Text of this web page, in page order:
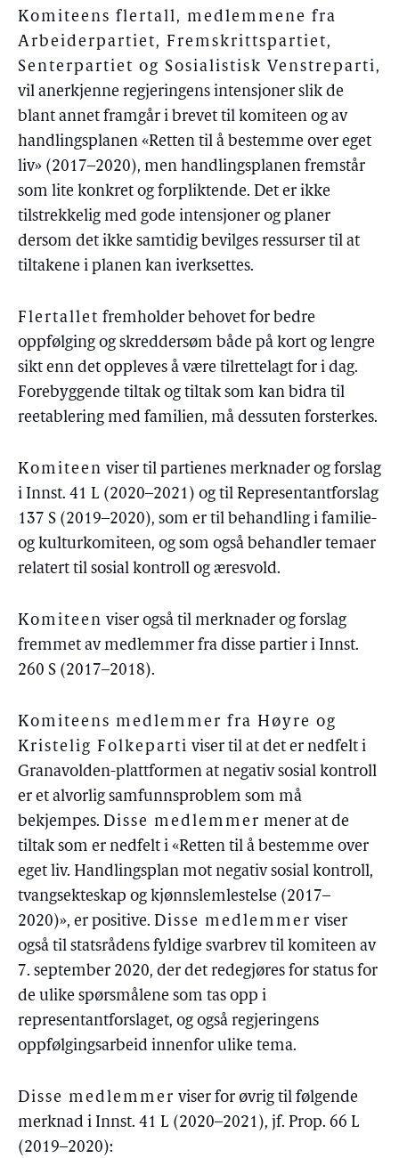
Komiteens flertall, medlemmene fra
Arbeiderpartiet, Fremskrittspartiet,
Senterpartiet og Sosialistisk Venstreparti,
vil anerkjenne regjeringens intensjoner slik de
blant annet framgår i brevet til komiteen og av
handlingsplanen «Retten til å bestemme over eget
liv» (2017–2020), men handlingsplanen fremstår
som lite konkret og forpliktende. Det er ikke
tilstrekkelig med gode intensjoner og planer
dersom det ikke samtidig bevilges ressurser til at
tiltakene i planen kan iverksettes.
Flertallet fremholder behovet for bedre
oppfølging og skreddersøm både på kort og lengre
sikt enn det oppleves å være tilrettelagt for i dag.
Forebyggende tiltak og tiltak som kan bidra til
reetablering med familien, må dessuten forsterkes.
Komiteen viser til partienes merknader og forslag
i Innst. 41 L (2020–2021) og til Representantforslag
137 S (2019–2020), som er til behandling i familie-
og kulturkomiteen, og som også behandler temaer
relatert til sosial kontroll og æresvold.
Komiteen viser også til merknader og forslag
fremmet av medlemmer fra disse partier i Innst.
260 S (2017–2018).
Komiteens medlemmer fra Høyre og
Kristelig Folkeparti viser til at det er nedfelt i
Granavolden-plattformen at negativ sosial kontroll
er et alvorlig samfunnsproblem som må
bekjempes. Disse medlemmer mener at de
tiltak som er nedfelt i «Retten til å bestemme over
eget liv. Handlingsplan mot negativ sosial kontroll,
tvangsekteskap og kjønnslemlestelse (2017–
2020)», er positive. Disse medlemmer viser
også til statsrådens fyldige svarbrev til komiteen av
7. september 2020, der det redegjøres for status for
de ulike spørsmålene som tas opp i
representantforslaget, og også regjeringens
oppfølgingsarbeid innenfor ulike tema.
Disse medlemmer viser for øvrig til følgende
merknad i Innst. 41 L (2020–2021), jf. Prop. 66 L
(2019–2020):